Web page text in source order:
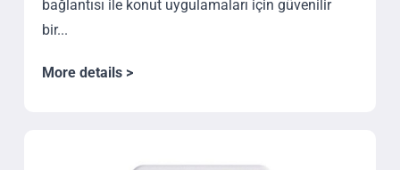
bağlantısı ile konut uygulamaları için güvenilir
bir...
More details >